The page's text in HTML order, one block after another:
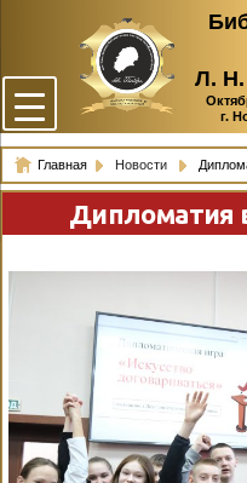
Л. Н.
г.
Главная Новости
Дипломатия